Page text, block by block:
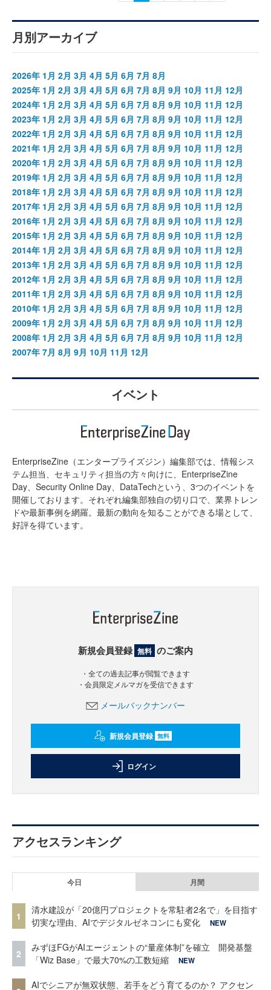
月別アーカイブ
2026年 1月 2月 3月 4月 5月 6月 7月 8月
2025年 1月 2月 3月 4月 5月 6月 7月 8月 9月 10月 11月 12月
2024年 1月 2月 3月 4月 5月 6月 7月 8月 9月 10月 11月 12月
2023年 1月 2月 3月 4月 5月 6月 7月 8月 9月 10月 11月 12月
2022年 1月 2月 3月 4月 5月 6月 7月 8月 9月 10月 11月 12月
2021年 1月 2月 3月 4月 5月 6月 7月 8月 9月 10月 11月 12月
2020年 1月 2月 3月 4月 5月 6月 7月 8月 9月 10月 11月 12月
2019年 1月 2月 3月 4月 5月 6月 7月 8月 9月 10月 11月 12月
2018年 1月 2月 3月 4月 5月 6月 7月 8月 9月 10月 11月 12月
2017年 1月 2月 3月 4月 5月 6月 7月 8月 9月 10月 11月 12月
2016年 1月 2月 3月 4月 5月 6月 7月 8月 9月 10月 11月 12月
2015年 1月 2月 3月 4月 5月 6月 7月 8月 9月 10月 11月 12月
2014年 1月 2月 3月 4月 5月 6月 7月 8月 9月 10月 11月 12月
2013年 1月 2月 3月 4月 5月 6月 7月 8月 9月 10月 11月 12月
2012年 1月 2月 3月 4月 5月 6月 7月 8月 9月 10月 11月 12月
2011年 1月 2月 3月 4月 5月 6月 7月 8月 9月 10月 11月 12月
2010年 1月 2月 3月 4月 5月 6月 7月 8月 9月 10月 11月 12月
2009年 1月 2月 3月 4月 5月 6月 7月 8月 9月 10月 11月 12月
2008年 1月 2月 3月 4月 5月 6月 7月 8月 9月 10月 11月 12月
2007年 7月 8月 9月 10月 11月 12月
イベント
EnterpriseZine（エンタープライズジン）編集部では、情報シス
テム担当、セキュリティ担当の方々向けに、EnterpriseZine
Day、Security Online Day、DataTechという、3つのイベントを
開催しております。それぞれ編集部独自の切り口で、業界トレン
ドや最新事例を網羅。最新の動向を知ることができる場として、
好評を得ています。
新規会員登録 無料 のご案内
・全ての過去記事が閲覧できます
・会員限定メルマガを受信できます
メールバックナンバー
新規会員登録 無料
ログイン
アクセスランキング
今日 月間
1
清水建設が「20億円プロジェクトを常駐者2名で」を目指す
切実な理由、AIでデジタルゼネコンにも変化
NEW
2
みずほFGがAIエージェントの“量産体制”を確立 開発基盤
「Wiz Base」で最大70%の工数短縮
NEW
AIでシニアが無双状態、若手をどう育てるのか？ アクセン